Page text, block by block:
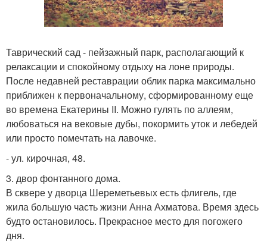
Таврический сад - пейзажный парк, располагающий к
релаксации и спокойному отдыху на лоне природы.
После недавней реставрации облик парка максимально
приближен к первоначальному, сформированному еще
во времена Екатерины II. Можно гулять по аллеям,
любоваться на вековые дубы, покормить уток и лебедей
или просто помечтать на лавочке.
- ул. кирочная, 48.
3. двор фонтанного дома.
В сквере у дворца Шереметьевых есть флигель, где
жила большую часть жизни Анна Ахматова. Время здесь
будто остановилось. Прекрасное место для погожего
дня.